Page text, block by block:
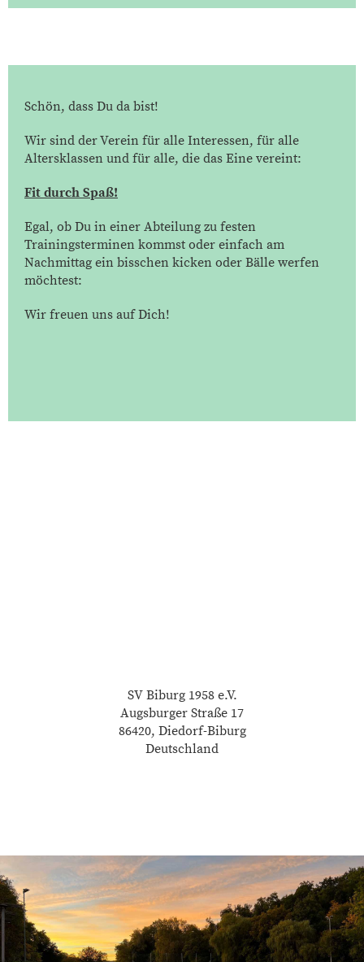
Schön, dass Du da bist!
Wir sind der Verein für alle Interessen, für alle
Altersklassen und für alle, die das Eine vereint:
Fit durch Spaß!
Egal, ob Du in einer Abteilung zu festen
Trainingsterminen kommst oder einfach am
Nachmittag ein bisschen kicken oder Bälle werfen
möchtest:
Wir freuen uns auf Dich!
SV Biburg 1958 e.V.
Augsburger Straße 17
86420, Diedorf-Biburg
Deutschland